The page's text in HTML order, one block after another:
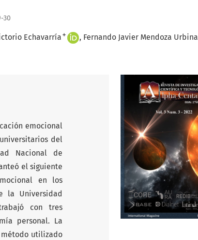
30
Echavarría + Fernando Javier Mendoza Urbina
emocional
del
Nacional de
el siguiente
en los
la Universidad
con tres
personal. La
utilizado